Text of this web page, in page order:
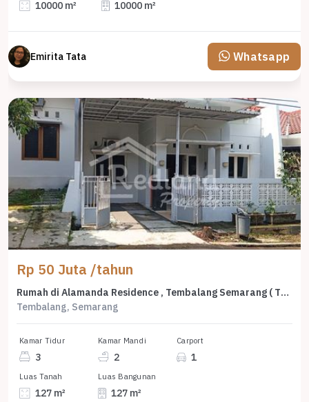
10000 m² 10000 m²
Emirita Tata Whatsapp
Rp 50 Juta /tahun
Rumah di Alamanda Residence , Tembalang Semarang ( Tt 8192 )
Tembalang, Semarang
Kamar Tidur
3
Kamar Mandi
2
Carport
1
Luas Tanah
127 m²
Luas Bangunan
127 m²